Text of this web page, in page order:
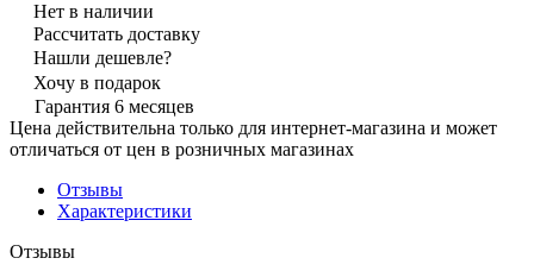
Нет в наличии
Рассчитать доставку
Нашли дешевле?
Хочу в подарок
Гарантия 6 месяцев
Цена действительна только для интернет-магазина и может
отличаться от цен в розничных магазинах
Отзывы
Характеристики
Отзывы